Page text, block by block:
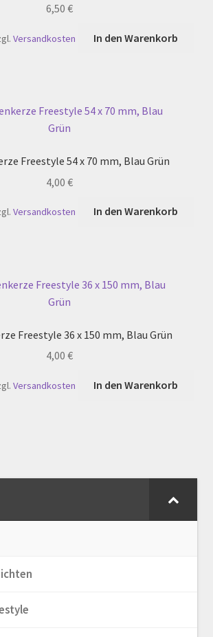
6,50 €
Versandkosten In den Warenkorb
Freestyle 54 x 70 mm, Blau Grün
4,00 €
Versandkosten In den Warenkorb
Freestyle 36 x 150 mm, Blau Grün
4,00 €
Versandkosten In den Warenkorb